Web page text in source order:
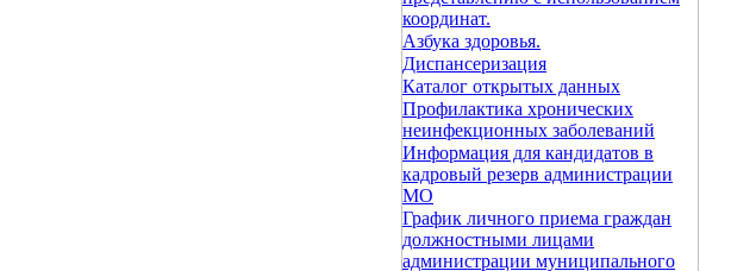
координат.
Азбука здоровья.
Диспансеризация
Каталог открытых данных
Профилактика хронических
неинфекционных заболеваний
Информация для кандидатов в
кадровый резерв администрации
МО
График личного приема граждан
должностными лицами
администрации муниципального